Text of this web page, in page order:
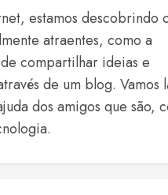
estamos descobrindo
atraentes, como a
compartilhar ideias e
de um blog. Vamos
dos amigos que são,